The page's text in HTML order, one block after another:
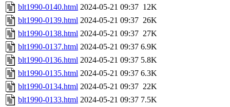
blt1990-0140.html 2024-05-21 09:37 12K
blt1990-0139.html 2024-05-21 09:37 26K
blt1990-0138.html 2024-05-21 09:37 27K
blt1990-0137.html 2024-05-21 09:37 6.9K
blt1990-0136.html 2024-05-21 09:37 5.8K
blt1990-0135.html 2024-05-21 09:37 6.3K
blt1990-0134.html 2024-05-21 09:37 22K
blt1990-0133.html 2024-05-21 09:37 7.5K